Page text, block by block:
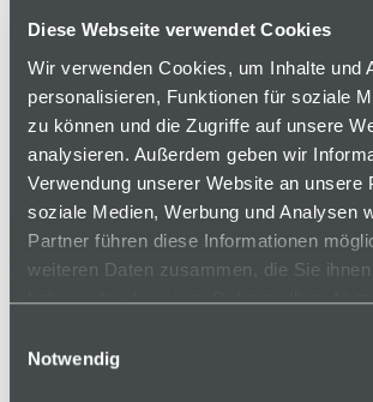
Diese Webseite verwendet Cookies
Wir verwenden Cookies, um Inhalte und
personalisieren, Funktionen für soziale
zu können und die Zugriffe auf unsere
analysieren. Außerdem geben wir
Verwendung unserer Website an unsere
soziale Medien, Werbung und Analysen
Partner führen diese Informationen
weiteren Daten zusammen, die Sie
haben oder die sie im Rahmen Ihrer
Notwendig
Normschraube